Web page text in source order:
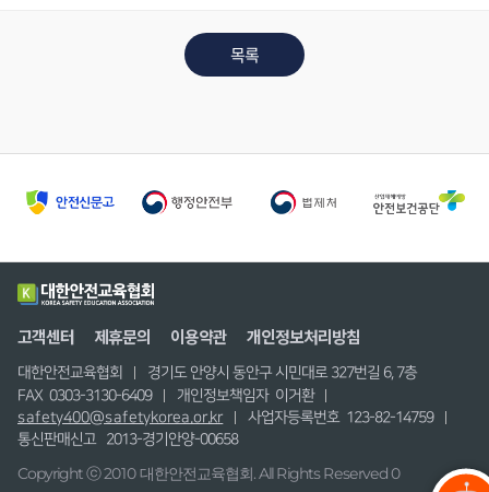
목록
고객센터 제휴문의 이용약관 개인정보처리방침
대한안전교육협회
경기도 안양시 동안구 시민대로 327번길 6, 7층
FAX 0303-3130-6409
개인정보책임자 이거환
safety400@safetykorea.or.kr
사업자등록번호 123-82-14759
통신판매신고 2013-경기안양-00658
Copyright ⓒ 2010 대한안전교육협회. All Rights Reserved 0